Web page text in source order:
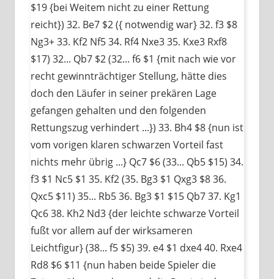
$19 {bei Weitem nicht zu einer Rettung
reicht}) 32. Be7 $2 ({ notwendig war} 32. f3 $8
Ng3+ 33. Kf2 Nf5 34. Rf4 Nxe3 35. Kxe3 Rxf8
$17) 32... Qb7 $2 (32... f6 $1 {mit nach wie vor
recht gewinnträchtiger Stellung, hätte dies
doch den Läufer in seiner prekären Lage
gefangen gehalten und den folgenden
Rettungszug verhindert ...}) 33. Bh4 $8 {nun ist
vom vorigen klaren schwarzen Vorteil fast
nichts mehr übrig ...} Qc7 $6 (33... Qb5 $15) 34.
f3 $1 Nc5 $1 35. Kf2 (35. Bg3 $1 Qxg3 $8 36.
Qxc5 $11) 35... Rb5 36. Bg3 $1 $15 Qb7 37. Kg1
Qc6 38. Kh2 Nd3 {der leichte schwarze Vorteil
fußt vor allem auf der wirksameren
Leichtfigur} (38... f5 $5) 39. e4 $1 dxe4 40. Rxe4
Rd8 $6 $11 {nun haben beide Spieler die